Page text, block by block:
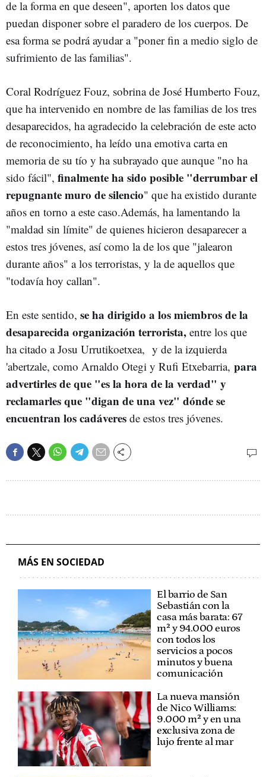
de la forma en que deseen", aporten los datos que
puedan disponer sobre el paradero de los cuerpos. De
esa forma se podrá ayudar a "poner fin a medio siglo de
sufrimiento de las familias".
Coral Rodríguez Fouz, sobrina de José Humberto Fouz,
que ha intervenido en nombre de las familias de los tres
desaparecidos, ha agradecido la celebración de este acto
de reconocimiento, ha leído una emotiva carta en
memoria de su tío y ha subrayado que aunque "no ha
sido fácil", finalmente ha sido posible "derrumbar el
repugnante muro de silencio" que ha existido durante
años en torno a este caso.Además, ha lamentando la
"maldad sin límite" de quienes hicieron desaparecer a
estos tres jóvenes, así como la de los que "jalearon
durante años" a los terroristas, y la de aquellos que
"todavía hoy callan".
En este sentido, se ha dirigido a los miembros de la
desaparecida organización terrorista, entre los que
ha citado a Josu Urrutikoetxea, y de la izquierda
'abertzale, como Arnaldo Otegi y Rufi Etxebarria, para
advertirles de que "es la hora de la verdad" y
reclamarles que "digan de una vez" dónde se
encuentran los cadáveres de estos tres jóvenes.
MÁS EN SOCIEDAD
El barrio de San
Sebastián con la
casa más barata: 67
m² y 94.000 euros
con todos los
servicios a pocos
minutos y buena
comunicación
La nueva mansión
de Nico Williams:
9.000 m² y en una
exclusiva zona de
lujo frente al mar